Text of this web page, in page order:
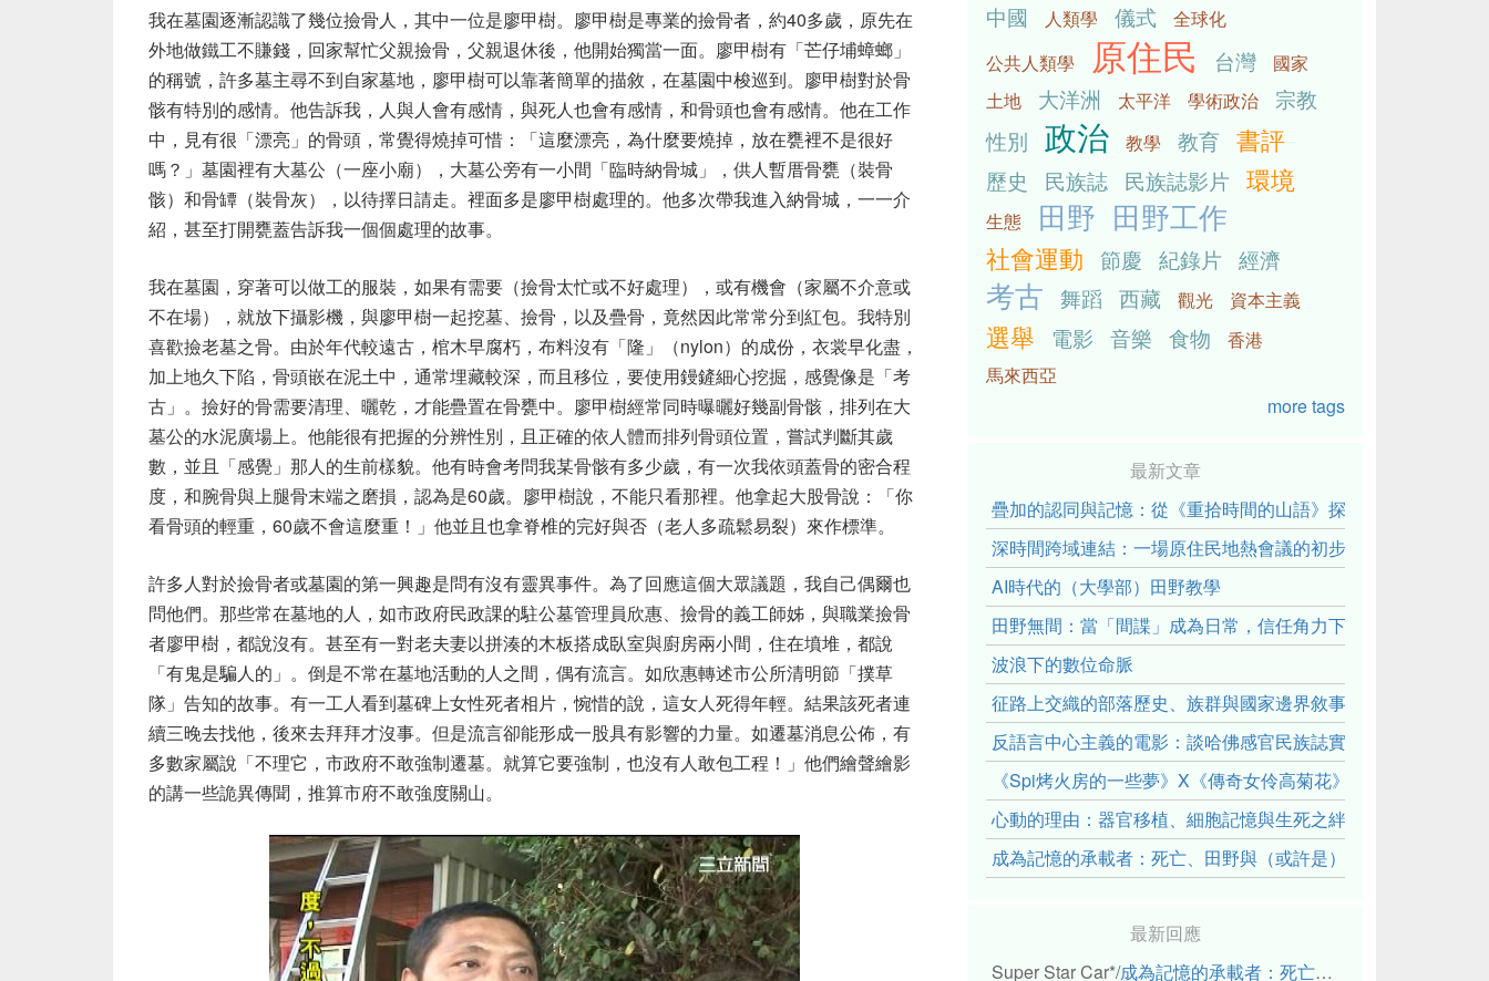
我在墓園逐漸認識了幾位撿骨人，其中一位是廖甲樹。廖甲樹是專業的撿骨者，約40多歲，原先在
外地做鐵工不賺錢，回家幫忙父親撿骨，父親退休後，他開始獨當一面。廖甲樹有「芒仔埔蟑螂」
的稱號，許多墓主尋不到自家墓地，廖甲樹可以靠著簡單的描敘，在墓園中梭巡到。廖甲樹對於骨
骸有特別的感情。他告訴我，人與人會有感情，與死人也會有感情，和骨頭也會有感情。他在工作
中，見有很「漂亮」的骨頭，常覺得燒掉可惜：「這麼漂亮，為什麼要燒掉，放在甕裡不是很好
嗎？」墓園裡有大墓公（一座小廟），大墓公旁有一小間「臨時納骨城」，供人暫厝骨甕（裝骨
骸）和骨罈（裝骨灰），以待擇日請走。裡面多是廖甲樹處理的。他多次帶我進入納骨城，一一介
紹，甚至打開甕蓋告訴我一個個處理的故事。
我在墓園，穿著可以做工的服裝，如果有需要（撿骨太忙或不好處理），或有機會（家屬不介意或
不在場），就放下攝影機，與廖甲樹一起挖墓、撿骨，以及疊骨，竟然因此常常分到紅包。我特別
喜歡撿老墓之骨。由於年代較遠古，棺木早腐朽，布料沒有「隆」（nylon）的成份，衣裳早化盡，
加上地久下陷，骨頭嵌在泥土中，通常埋藏較深，而且移位，要使用鏝鏟細心挖掘，感覺像是「考
古」。撿好的骨需要清理、曬乾，才能疊置在骨甕中。廖甲樹經常同時曝曬好幾副骨骸，排列在大
墓公的水泥廣場上。他能很有把握的分辨性別，且正確的依人體而排列骨頭位置，嘗試判斷其歲
數，並且「感覺」那人的生前樣貌。他有時會考問我某骨骸有多少歲，有一次我依頭蓋骨的密合程
度，和腕骨與上腿骨末端之磨損，認為是60歲。廖甲樹說，不能只看那裡。他拿起大股骨說：「你
看骨頭的輕重，60歲不會這麼重！」他並且也拿脊椎的完好與否（老人多疏鬆易裂）來作標準。
許多人對於撿骨者或墓園的第一興趣是問有沒有靈異事件。為了回應這個大眾議題，我自己偶爾也
問他們。那些常在墓地的人，如市政府民政課的駐公墓管理員欣惠、撿骨的義工師姊，與職業撿骨
者廖甲樹，都說沒有。甚至有一對老夫妻以拼湊的木板搭成臥室與廚房兩小間，住在墳堆，都說
「有鬼是騙人的」。倒是不常在墓地活動的人之間，偶有流言。如欣惠轉述市公所清明節「撲草
隊」告知的故事。有一工人看到墓碑上女性死者相片，惋惜的說，這女人死得年輕。結果該死者連
續三晚去找他，後來去拜拜才沒事。但是流言卻能形成一股具有影響的力量。如遷墓消息公佈，有
多數家屬說「不理它，市政府不敢強制遷墓。就算它要強制，也沒有人敢包工程！」他們繪聲繪影
的講一些詭異傳聞，推算市府不敢強度關山。
中國 人類學 儀式
全球化
公共人類學
原住民 台灣
國家
土地
大洋洲 太平洋 學術政治
宗教
性別 政治 教學 教育 書評
歷史 民族誌 民族誌影片 環境
生態 田野 田野工作
社會運動 節慶 紀錄片 經濟
考古 舞蹈 西藏 觀光 資本主義
選舉 電影 音樂 食物
香港
馬來西亞
more tags
最新文章
疊加的認同與記憶：從《重拾時間的山語》探討「我們的」立
深時間跨域連結：一場原住民地熱會議的初步觀察
AI時代的（大學部）田野教學
田野無間：當「間諜」成為日常，信任角力下的情感伏流
波浪下的數位命脈
征路上交織的部落歷史、族群與國家邊界敘事： 《路有多長》
反語言中心主義的電影：談哈佛感官民族誌實驗室
《Spi烤火房的一些夢》X《傳奇女伶高菊花》： 透過紀錄片
心動的理由：器官移植、細胞記憶與生死之絆
成為記憶的承載者：死亡、田野與（或許是）人類學的成年禮
最新回應
Super Star Car*/成為記憶的承載者：死亡、田野與（或許是）人類學的成年禮